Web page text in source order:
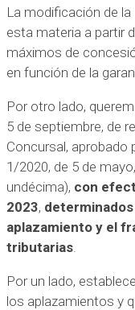
La modificación de
esta materia a partir
máximos de
en función de la
Por otro lado,
5 de septiembre, de
Concursal, aprobado
1/2020, de 5 de
undécima), con
2023,
aplazamiento y el
tributarias
Por un lado,
los aplazamientos y